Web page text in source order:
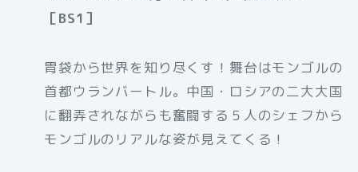
［BS1］
胃袋から世界を知り尽くす！舞台はモンゴルの
首都ウランバートル。中国・ロシアの二大大国
に翻弄されながらも奮闘する５人のシェフから
モンゴルのリアルな姿が見えてくる！